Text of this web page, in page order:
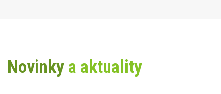
Novinky a aktuality